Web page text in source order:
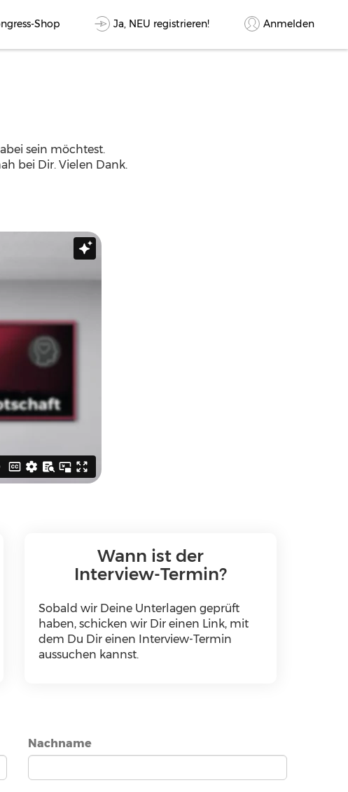
Shop Ja, NEU registrieren! Anmelden
sein möchtest.
bei Dir. Vielen Dank.
Wann ist der
Interview-Termin?
Sobald wir Deine Unterlagen geprüft
haben, schicken wir Dir einen Link, mit
dem Du Dir einen Interview-Termin
aussuchen kannst.
Nachname